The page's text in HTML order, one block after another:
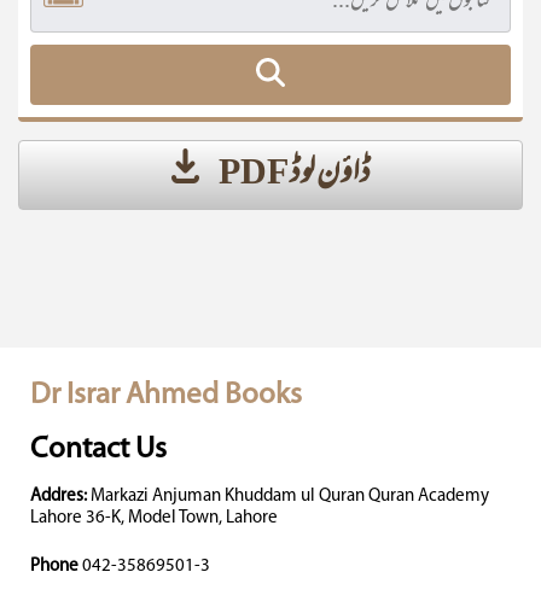
ڈاؤن لوڈ PDF
Dr Israr Ahmed Books
Contact Us
Addres: Markazi Anjuman Khuddam ul Quran Quran Academy
Lahore 36-K, Model Town, Lahore
Phone 042-35869501-3